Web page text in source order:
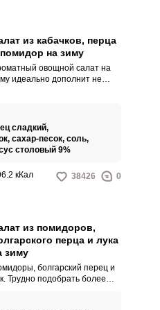
из кабачков, перца
на зиму
овощной салат на
идеально дополнит не
кабачков, перца и помидор.
сладкий,
сахар-песок, соль,
столовый 9%
кКал 38426 0
из помидоров,
перца и лука
зиму
болгарский перец и
Трудно подобрать более